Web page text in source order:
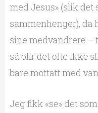
med Jesus» (slik
sammenhenger), da
sine medvandrere –
så blir det ofte ikke
bare mottatt med
Jeg fikk «se» det